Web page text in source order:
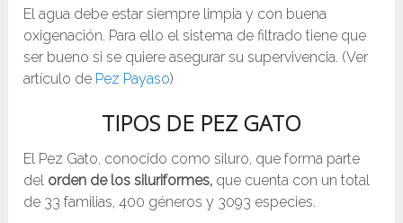
El agua debe estar siempre limpia y con buena
oxigenación. Para ello el sistema de filtrado tiene que
ser bueno si se quiere asegurar su supervivencia. (Ver
artículo de Pez Payaso)
TIPOS DE PEZ GATO
El Pez Gato, conocido como siluro, que forma parte
del orden de los siluriformes, que cuenta con un total
de 33 familias, 400 géneros y 3093 especies.